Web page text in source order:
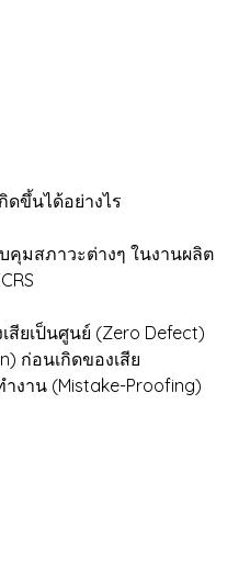
ดขึ้นได้อย่างไร
คุมสภาวะต่างๆ ในงานผลิต
สียเป็นศูนย์ (Zero Defect)
ก่อนเกิดของเสีย
งาน (Mistake-Proofing)